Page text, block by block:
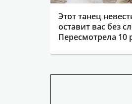
Этот танец
оставит вас без
Пересмотрела 10